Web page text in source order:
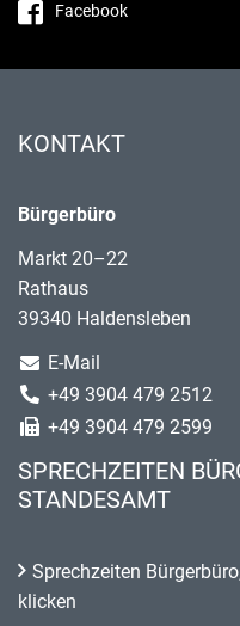
Facebook
KONTAKT
Bürgerbüro
Markt 20–22
Rathaus
39340 Haldensleben
E-Mail
+49 3904 479 2512
+49 3904 479 2599
SPRECHZEITEN
STANDESAMT
Sprechzeiten
klicken